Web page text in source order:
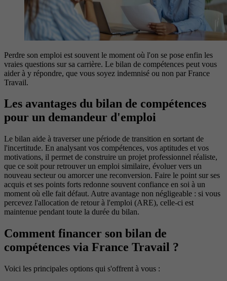
Perdre son emploi est souvent le moment où l'on se pose enfin les
vraies questions sur sa carrière. Le bilan de compétences peut vous
aider à y répondre, que vous soyez indemnisé ou non par France
Travail.
Les avantages du bilan de compétences
pour un demandeur d'emploi
Le bilan aide à traverser une période de transition en sortant de
l'incertitude. En analysant vos compétences, vos aptitudes et vos
motivations, il permet de construire un projet professionnel réaliste,
que ce soit pour retrouver un emploi similaire, évoluer vers un
nouveau secteur ou amorcer une reconversion. Faire le point sur ses
acquis et ses points forts redonne souvent confiance en soi à un
moment où elle fait défaut. Autre avantage non négligeable : si vous
percevez l'allocation de retour à l'emploi (ARE), celle-ci est
maintenue pendant toute la durée du bilan.
Comment financer son bilan de
compétences via France Travail ?
Voici les principales options qui s'offrent à vous :